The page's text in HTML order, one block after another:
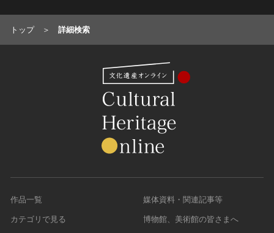
トップ 詳細検索
作品一覧
カテゴリで見る
媒体資料・関連記事等
博物館、美術館の皆さまへ